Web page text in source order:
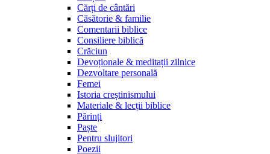
Cărți de cântări
Căsătorie & familie
Comentarii biblice
Consiliere biblică
Crăciun
Devoționale & meditații zilnice
Dezvoltare personală
Femei
Istoria creștinismului
Materiale & lecții biblice
Părinți
Paște
Pentru slujitori
Poezii